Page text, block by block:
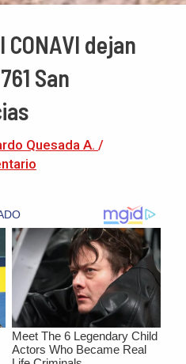
dejan
San
Quesada A. /